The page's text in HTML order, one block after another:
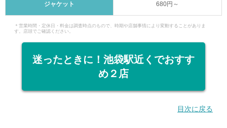
ジャケット 680円～
＊営業時間・定休日・料金は調査時点のもので、時期や店舗事情により変動することがありま
す。店頭でご確認ください。
迷ったときに！池袋駅近くでおすす
め２店
目次に戻る